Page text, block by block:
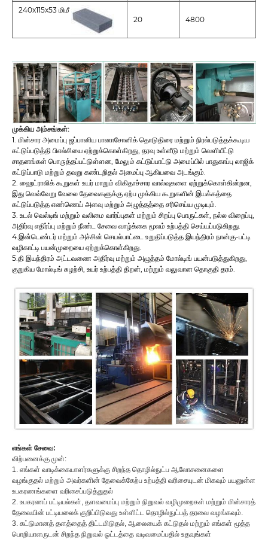
240x115x53 மிமீ
20
4800
முக்கிய அம்சங்கள்:
1. மின்சார அமைப்பு ஜப்பானிய பானாசோனிக் தொடுதிரை மற்றும் நிரல்படுத்தக்கூடிய
கட்டுப்படுத்தி பிஎல்சியை ஏற்றுக்கொள்கிறது, தரவு உள்ளீடு மற்றும் வெளியீட்டு
சாதனங்கள் பொருத்தப்பட்டுள்ளன, மேலும் கட்டுப்பாட்டு அமைப்பில் பாதுகாப்பு லாஜிக்
கட்டுப்பாடு மற்றும் தவறு கண்டறிதல் அமைப்பு ஆகியவை அடங்கும்.
2. ஹைட்ராலிக் கூறுகள் உயர் மாறும் விகிதாச்சார வால்வுகளை ஏற்றுக்கொள்கின்றன,
இது வெவ்வேறு வேலை தேவைகளுக்கு ஏற்ப முக்கிய கூறுகளின் இயக்கத்தை
கட்டுப்படுத்த எண்ணெய் அளவு மற்றும் அழுத்தத்தை சரிசெய்ய முடியும்.
3. உடல் வெல்டிங் மற்றும் வலிமை வார்ப்புகள் மற்றும் சிறப்பு பொருட்கள், நல்ல விறைப்பு,
அதிர்வு எதிர்ப்பு மற்றும் நீண்ட சேவை வாழ்க்கை மூலம் உற்பத்தி செய்யப்படுகிறது.
4.இன்டெண்டர் மற்றும் அச்சின் செயல்பாட்டை உறுதிப்படுத்த இயந்திரம் நான்கு-பட்டி
வழிகாட்டி பயன்முறையை ஏற்றுக்கொள்கிறது.
5.தி இயந்திரம் அட்டவணை அதிர்வு மற்றும் அழுத்தம் மோல்டிங் பயன்படுத்துகிறது,
குறுகிய மோல்டிங் சுழற்சி, உயர் உற்பத்தி திறன், மற்றும் வலுவான தொகுதி தரம்.
எங்கள் சேவை:
விற்பனைக்கு முன்:
1. எங்கள் வாடிக்கையாளர்களுக்கு சிறந்த தொழில்நுட்ப ஆலோசனைகளை
வழங்குதல் மற்றும் அவர்களின் தேவைக்கேற்ப உற்பத்தி வரிசையுடன் மிகவும் பயனுள்ள
உபகரணங்களை வரிசைப்படுத்துதல்
2. உபகரணப் பட்டியல்கள், தளவமைப்பு மற்றும் நிறுவல் வழிமுறைகள் மற்றும் மின்சாரத்
தேவையின் பட்டியலைக் குறிப்பிடுவது உள்ளிட்ட தொழில்நுட்பத் தரவை வழங்கவும்.
3. கட்டுமானத் தளத்தைத் திட்டமிடுதல், ஆலையைக் கட்டுதல் மற்றும் எங்கள் மூத்த
பொறியாளருடன் சிறந்த நிறுவல் ஓட்டத்தை வடிவமைப்பதில் உதவுங்கள்